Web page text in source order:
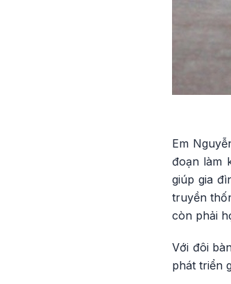
Em
đoạn làm
giúp gia
truyền
còn phải
Với đôi
phát triển